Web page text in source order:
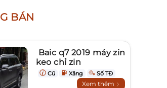
BÁN
Baic q7 2019 máy zin
keo chỉ zin
Cũ Xăng Số TĐ
Xem thêm